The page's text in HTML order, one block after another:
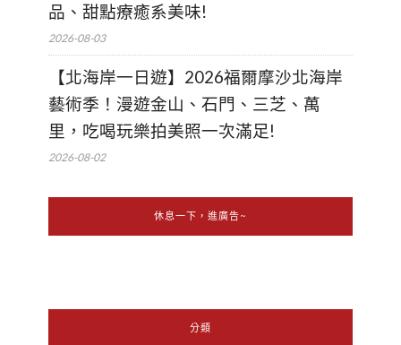
品、甜點療癒系美味!
2026-08-03
【北海岸一日遊】2026福爾摩沙北海岸
藝術季！漫遊金山、石門、三芝、萬
里，吃喝玩樂拍美照一次滿足!
2026-08-02
休息一下，進廣告~
分類